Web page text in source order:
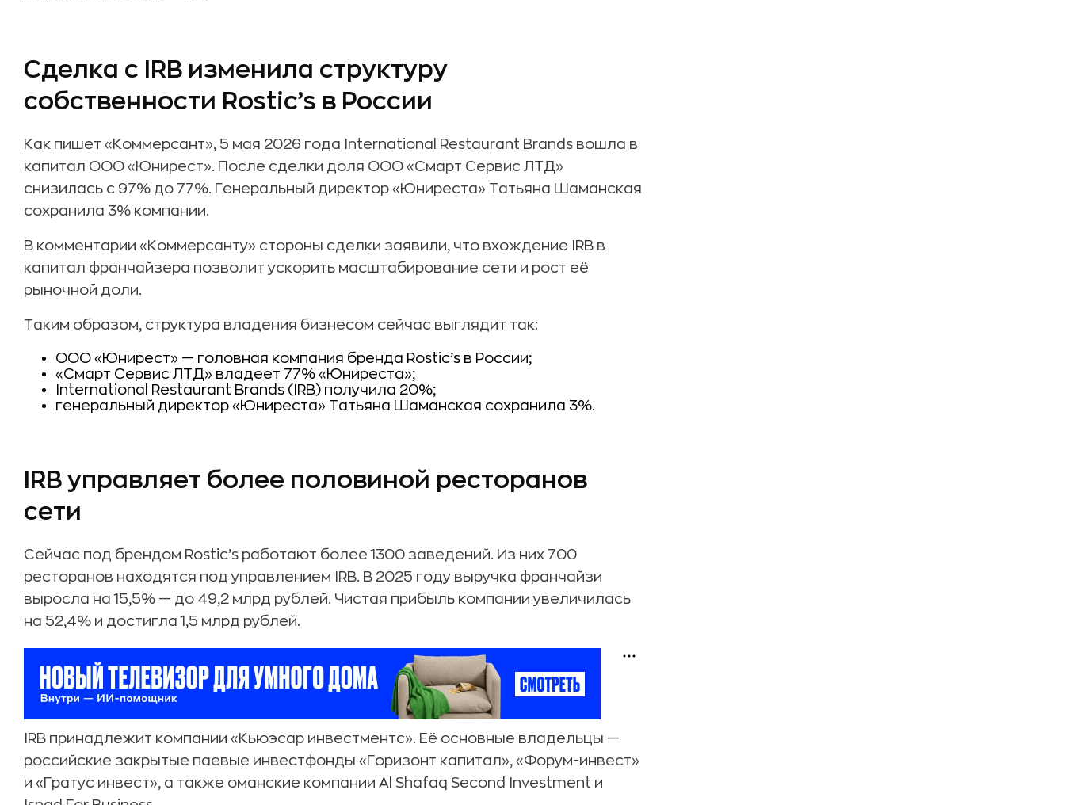
Сделка с IRB изменила структуру
собственности Rostic’s в России
Как пишет «Коммерсант», 5 мая 2026 года International Restaurant Brands вошла в
капитал ООО «Юнирест». После сделки доля ООО «Смарт Сервис ЛТД»
снизилась с 97% до 77%. Генеральный директор «Юниреста» Татьяна Шаманская
сохранила 3% компании.
В комментарии «Коммерсанту» стороны сделки заявили, что вхождение IRB в
капитал франчайзера позволит ускорить масштабирование сети и рост её
рыночной доли.
Таким образом, структура владения бизнесом сейчас выглядит так:
ООО «Юнирест» — головная компания бренда Rostic’s в России;
«Смарт Сервис ЛТД» владеет 77% «Юниреста»;
International Restaurant Brands (IRB) получила 20%;
генеральный директор «Юниреста» Татьяна Шаманская сохранила 3%.
IRB управляет более половиной ресторанов
сети
Сейчас под брендом Rostic’s работают более 1300 заведений. Из них 700
ресторанов находятся под управлением IRB. В 2025 году выручка франчайзи
выросла на 15,5% — до 49,2 млрд рублей. Чистая прибыль компании увеличилась
на 52,4% и достигла 1,5 млрд рублей.
IRB принадлежит компании «Кьюэсар инвестментс». Её основные владельцы —
российские закрытые паевые инвестфонды «Горизонт капитал», «Форум-инвест»
и «Гратус инвест», а также оманские компании Al Shafaq Second Investment и